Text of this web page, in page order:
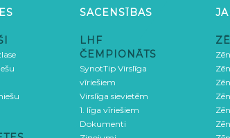
SACENSĪBAS
LHF
ČEMPIONĀTS
SynotTip Virslīga
vīriešiem
Virslīga sievietēm
1. līga vīriešiem
Dokumenti